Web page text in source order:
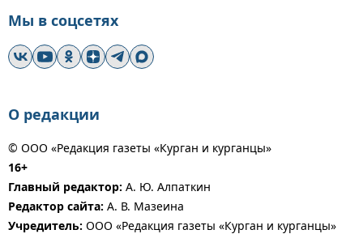
Мы в соцсетях
О редакции
© ООО «Редакция газеты «Курган и курганцы»
16+
Главный редактор: А. Ю. Алпаткин
Редактор сайта: А. В. Мазеина
Учредитель: ООО «Редакция газеты «Курган и курганцы»